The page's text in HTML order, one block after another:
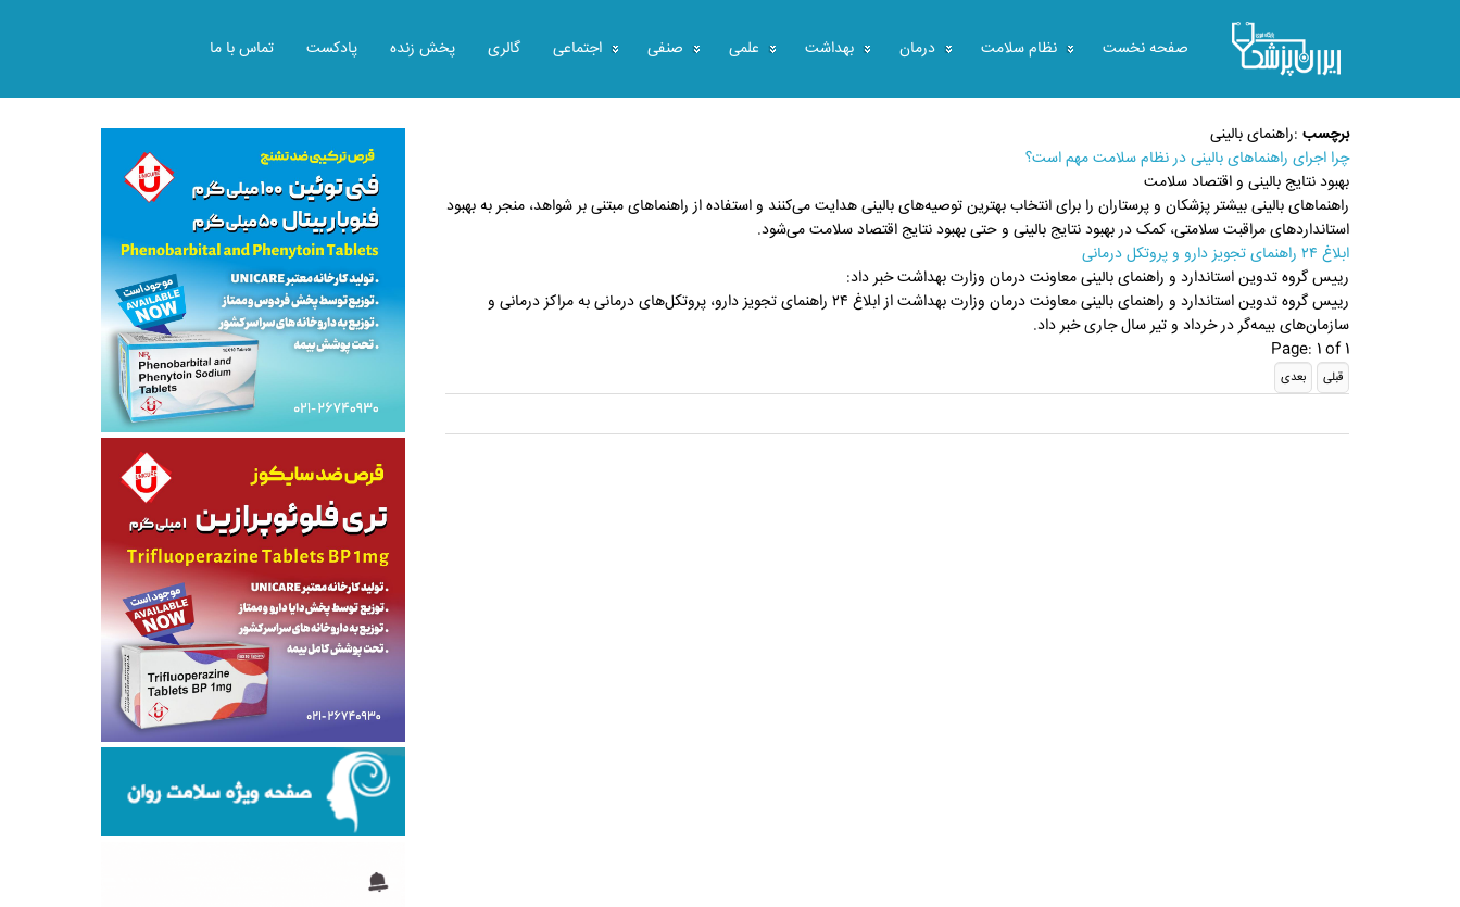
صفحه نخست نظام سلامت درمان بهداشت علمی صنفی اجتماعی گالری پخش زنده پادکست تماس با ما
برچسب :راهنمای بالینی
چرا اجرای راهنماهای بالینی در نظام سلامت مهم است؟
بهبود نتایج بالینی و اقتصاد سلامت
راهنماهای بالینی بیشتر پزشکان و پرستاران را برای انتخاب بهترین توصیه‌های بالینی هدایت می‌کنند و استفاده از راهنماهای مبتنی بر شواهد، منجر به بهبود
استانداردهای مراقبت سلامتی، کمک در بهبود نتایج بالینی و حتی بهبود نتایج اقتصاد سلامت می‌شود.
ابلاغ ۲۴ راهنمای تجویز دارو و پروتکل درمانی
رییس گروه تدوین استاندارد و راهنمای بالینی معاونت درمان وزارت بهداشت خبر داد:
رییس گروه تدوین استاندارد و راهنمای بالینی معاونت درمان وزارت بهداشت از ابلاغ ۲۴ راهنمای تجویز دارو، پروتکل‌های درمانی به مراکز درمانی و
سازمان‌های بیمه‌گر در خرداد و تیر سال جاری خبر داد.
Page: 1 of 1